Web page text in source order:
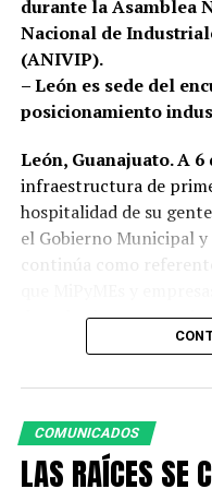
durante la Asamblea
Nacional de
(ANIVIP).
– León es sede del
posicionamiento
León, Guanajuato. A 6
infraestructura de
hospitalidad de su
el Gobierno Municipal
continúa como
de todos los sectores
La presidenta
a los integrantes de la
Industriales de la
durante su segunda
COMUNICADOS
LAS RAÍCES SE